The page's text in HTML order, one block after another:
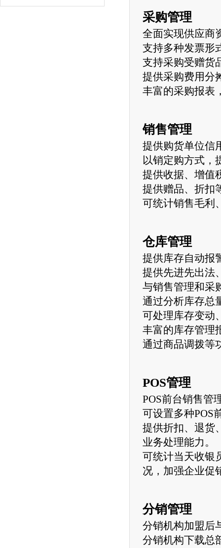
采购管理
全面实现供应商
支持多种发票形
支持采购受赠货
提供采购费用分
丰富的采购报表
销售管理
提供购货单位信
以销定购方式，
提供收据、增值
提供赠品、折扣
可统计销售毛利
仓库管理
提供库存自动报
提供先进先出法
与销售管理和采
通过分析库存总
可处理库存变动
丰富的库存管理
通过商品调拨等
POS管理
POS前台销售管
可设置多种POS
提供折扣、退货
业务处理能力。
可统计当天收银
况，加强企业促
分销管理
分销机构加盟后
分销机构下载总